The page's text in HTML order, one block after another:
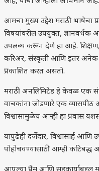
आमचा मुख्य उद्देश मराठी भाषेचा
विषयांवरील उपयुक्त, ज्ञानवर्धक
उपलब्ध करून देणे हा आहे. शिक्षण,
करिअर, संस्कृती आणि इतर अनेक
प्रकाशित करत असतो.
मराठी अनलिमिटेड हे केवळ एक
वाचकांना जोडणारे एक
विश्वासामुळेच आम्ही हा प्रवास
यापुढेही दर्जेदार, विश्वासार्ह आणि
पोहोचवण्यासाठी आम्ही कटिबद्ध